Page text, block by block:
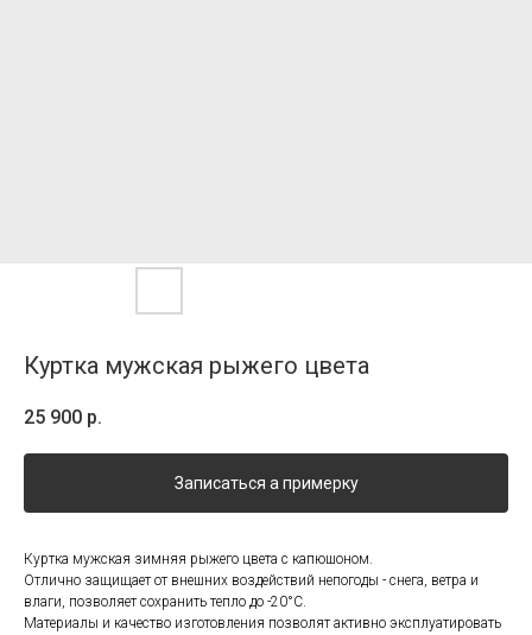
Куртка мужская рыжего цвета
25 900 р.
Записаться а примерку
Куртка мужская зимняя рыжего цвета с капюшоном.
Отлично защищает от внешних воздействий непогоды - снега, ветра и
влаги, позволяет сохранить тепло до -20°C.
Материалы и качество изготовления позволят активно эксплуатировать